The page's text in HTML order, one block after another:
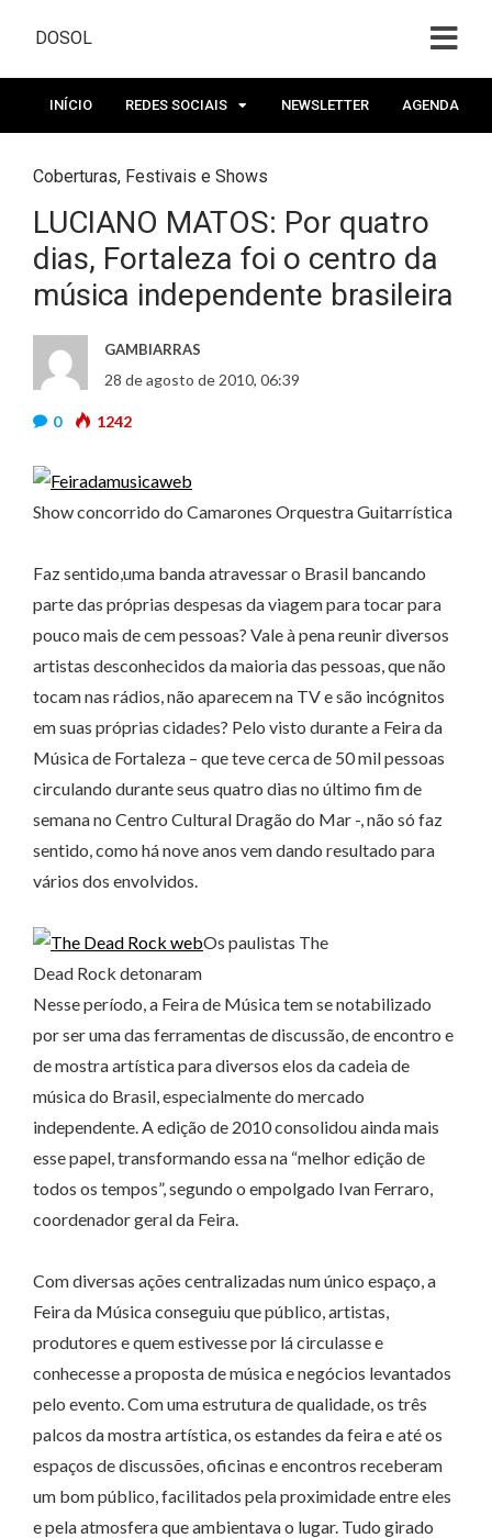
DOSOL
INÍCIO REDES SOCIAIS NEWSLETTER AGENDA
Coberturas, Festivais e Shows
LUCIANO MATOS: Por quatro
dias, Fortaleza foi o centro da
música independente brasileira
GAMBIARRAS
28 de agosto de 2010, 06:39
0 1242
Show concorrido do Camarones Orquestra Guitarrística
Faz sentido,uma banda atravessar o Brasil bancando
parte das próprias despesas da viagem para tocar para
pouco mais de cem pessoas? Vale à pena reunir diversos
artistas desconhecidos da maioria das pessoas, que não
tocam nas rádios, não aparecem na TV e são incógnitos
em suas próprias cidades? Pelo visto durante a Feira da
Música de Fortaleza – que teve cerca de 50 mil pessoas
circulando durante seus quatro dias no último fim de
semana no Centro Cultural Dragão do Mar -, não só faz
sentido, como há nove anos vem dando resultado para
vários dos envolvidos.
Os paulistas The
Dead Rock detonaram
Nesse período, a Feira de Música tem se notabilizado
por ser uma das ferramentas de discussão, de encontro e
de mostra artística para diversos elos da cadeia de
música do Brasil, especialmente do mercado
independente. A edição de 2010 consolidou ainda mais
esse papel, transformando essa na “melhor edição de
todos os tempos”, segundo o empolgado Ivan Ferraro,
coordenador geral da Feira.
Com diversas ações centralizadas num único espaço, a
Feira da Música conseguiu que público, artistas,
produtores e quem estivesse por lá circulasse e
conhecesse a proposta de música e negócios levantados
pelo evento. Com uma estrutura de qualidade, os três
palcos da mostra artística, os estandes da feira e até os
espaços de discussões, oficinas e encontros receberam
um bom público, facilitados pela proximidade entre eles
e pela atmosfera que ambientava o lugar. Tudo girado